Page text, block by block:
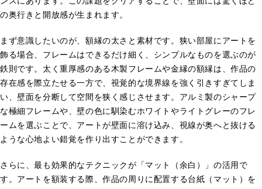
の奥行きと開放感が生まれます。
まず意識したいのが、額縁の太さと素材です。狭い部屋にアートを
飾る場合、フレームはできるだけ細く、シンプルなものを選ぶのが
鉄則です。太く重厚感のある木製フレームや金縁の額縁は、作品の
存在感を際立たせる一方で、視覚的な境界線を強く引きすぎてしま
い、壁面を分断して空間を狭く感じさせます。アルミ製のシャープ
な極細フレームや、壁の色に馴染むホワイトやライトグレーのフレ
ームを選ぶことで、アートが壁面に溶け込み、視線が奥へと抜ける
ような心地よい錯覚を作り出すことができます。
さらに、最も効果的なテクニックが「マット（余白）」の活用で
す。アートを額装する際、作品の周りに配置する台紙（マット）を